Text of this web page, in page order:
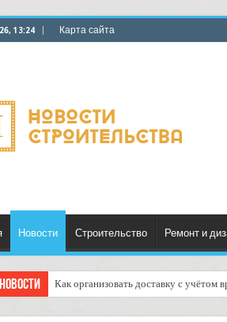
13:24 Карта сайта
Новости Строительство Ремонт и
Как организовать доставку с учётом